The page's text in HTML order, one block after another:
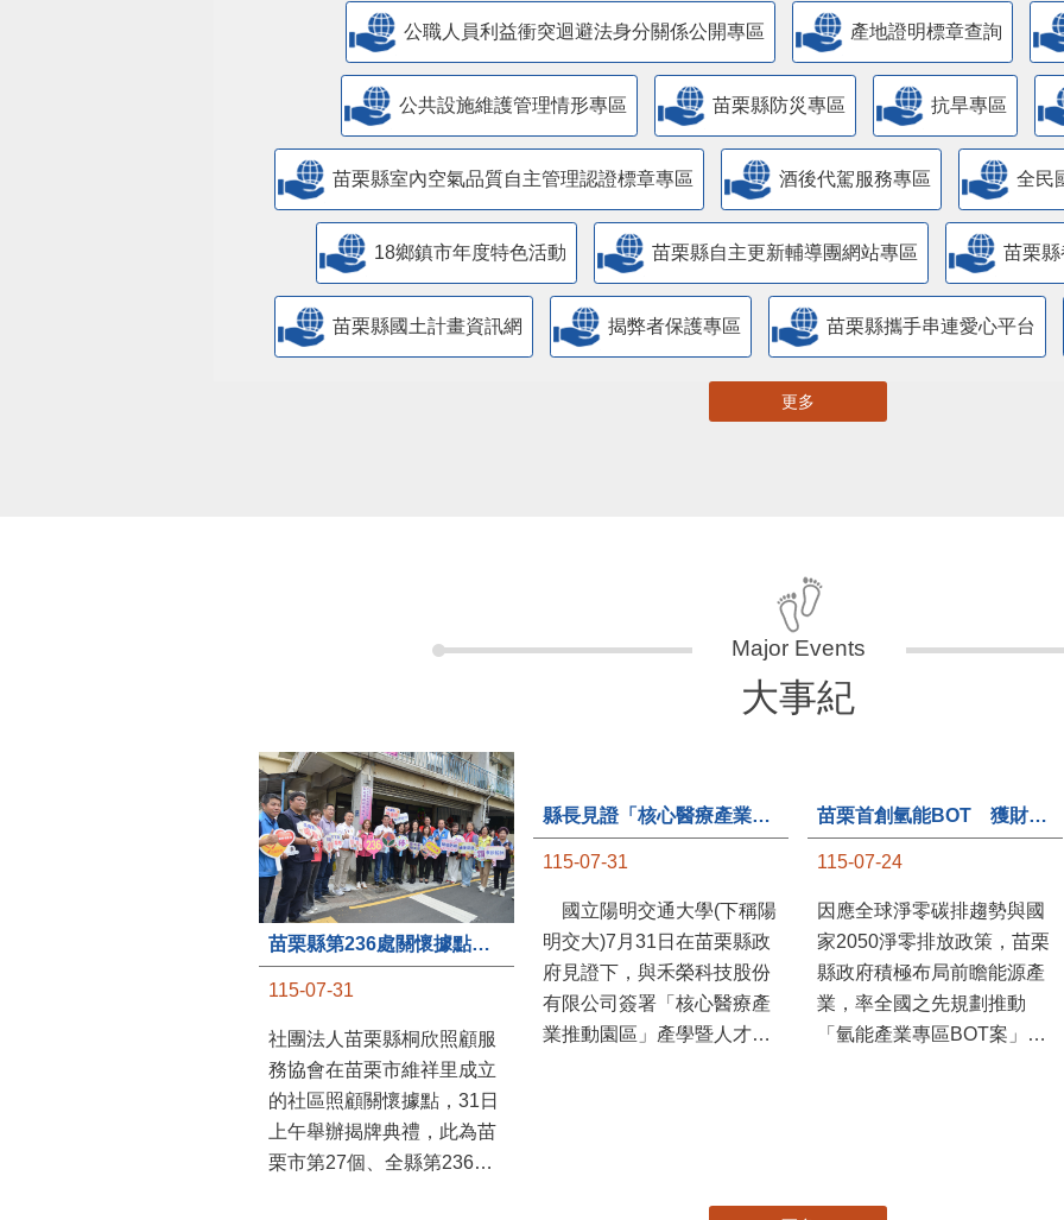
公職人員利益衝突迴避法身分關係公開專區 產地證明標章查詢
​公共設施維護管理情形專區 苗栗縣防災專區 抗旱專區
苗栗縣室內空氣品質自主管理認證標章專區 酒後代駕服務專區 全民
18鄉鎮市年度特色活動 苗栗縣自主更新輔導團網站專區 苗栗
苗栗縣國土計畫資訊網 揭弊者保護專區 苗栗縣攜手串連愛心平台
更多
大事紀
苗栗縣第236處關懷據點在苗栗市維祥里揭牌
115-07-31
社團法人苗栗縣桐欣照顧服
務協會在苗栗市維祥里成立
的社區照顧關懷據點，31日
上午舉辦揭牌典禮，此為苗
栗市第27個、全縣第236處
縣長見證「核心醫療產業推動園區」產學合作簽約儀式
115-07-31
國立陽明交通大學(下稱陽
明交大)7月31日在苗栗縣政
府見證下，與禾榮科技股份
有限公司簽署「核心醫療產
業推動園區」產學暨人才培
苗栗首創氫能BOT 獲財政部「突破之翼」肯定
115-07-24
因應全球淨零碳排趨勢與國
家2050淨零排放政策，苗栗
縣政府積極布局前瞻能源產
業，率全國之先規劃推動
「氫能產業專區BOT案」，